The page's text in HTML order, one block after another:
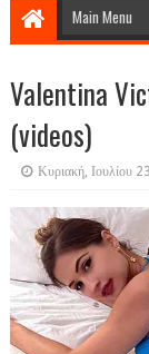
Valentina
(videos)
Κυριακή, Ιουλίου